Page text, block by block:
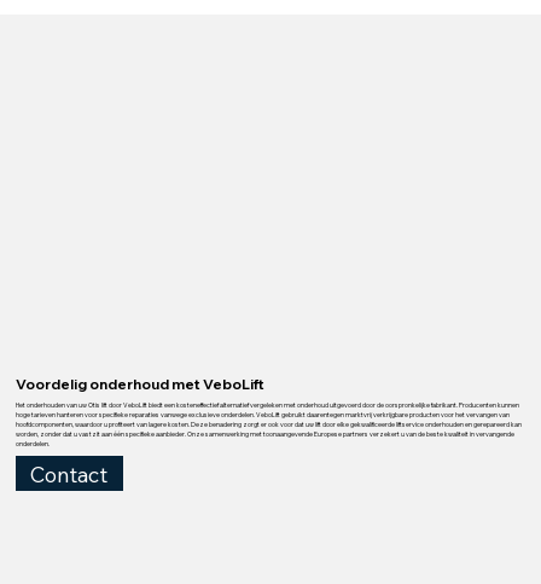
Voordelig onderhoud met VeboLift
Het onderhouden van uw Otis lift door VeboLift biedt een kosteneffectief alternatief vergeleken met onderhoud uitgevoerd door de oorspronkelijke fabrikant. Producenten kunnen
hoge tarieven hanteren voor specifieke reparaties vanwege exclusieve onderdelen. VeboLift gebruikt daarentegen marktvrij verkrijgbare producten voor het vervangen van
hoofdcomponenten, waardoor u profiteert van lagere kosten. Deze benadering zorgt er ook voor dat uw lift door elke gekwalificeerde liftservice onderhouden en gerepareerd kan
worden, zonder dat u vastzit aan één specifieke aanbieder. Onze samenwerking met toonaangevende Europese partners verzekert u van de beste kwaliteit in vervangende
onderdelen.
Contact